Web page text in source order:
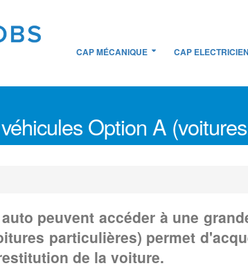
CAP MÉCANIQUE CAP ELECTRICIEN
Option A
peuvent accéder à une
particulières) permet
de la voiture.